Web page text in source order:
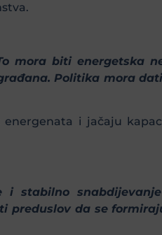
mora biti energetska
Politika mora
i jačaju
i stabilno
preduslov da se